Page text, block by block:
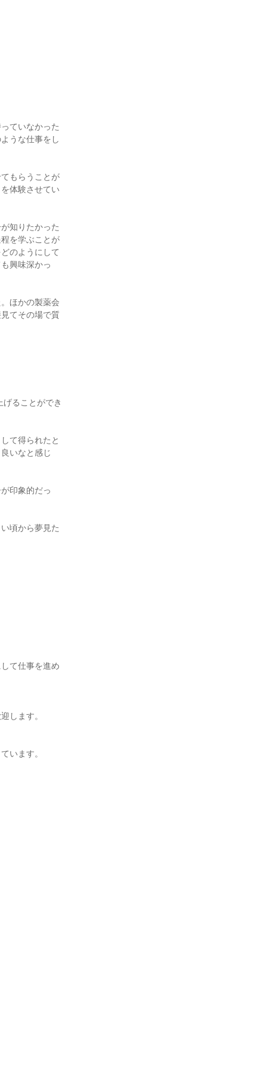
ていなかった
うな仕事をし
もらうことが
体験させてい
知りたかった
を学ぶことが
のようにして
興味深かっ
ほかの製薬会
てその場で質
ることができ
て得られたと
いなと感じ
印象的だっ
頃から夢見た
て仕事を進め
します。
います。